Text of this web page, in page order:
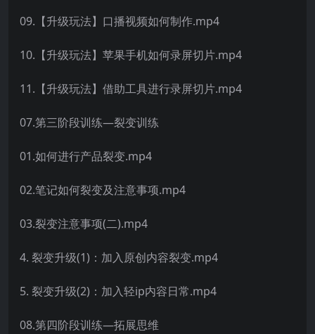
09.【升级玩法】口播视频如何制作.mp4
10.【升级玩法】苹果手机如何录屏切片.mp4
11.【升级玩法】借助工具进行录屏切片.mp4
07.第三阶段训练—裂变训练
01.如何进行产品裂变.mp4
02.笔记如何裂变及注意事项.mp4
03.裂变注意事项(二).mp4
4. 裂变升级(1)：加入原创内容裂变.mp4
5. 裂变升级(2)：加入轻ip内容日常.mp4
08.第四阶段训练—拓展思维